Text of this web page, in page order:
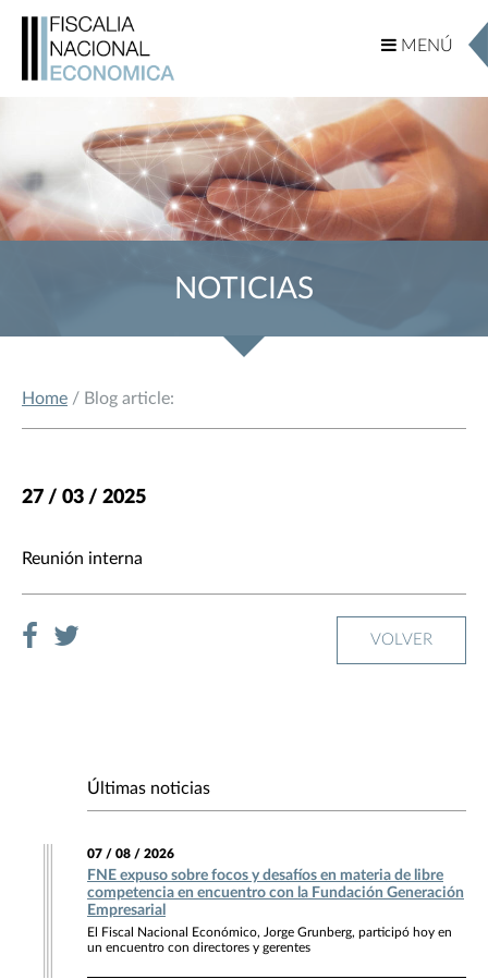
MENÚ
MENÚ
NOTICIAS
Home / Blog article:
27 / 03 / 2025
Reunión interna
VOLVER
Últimas noticias
07 / 08 / 2026
FNE expuso sobre focos y desafíos en materia de libre
competencia en encuentro con la Fundación Generación
Empresarial
El Fiscal Nacional Económico, Jorge Grunberg, participó hoy en
un encuentro con directores y gerentes